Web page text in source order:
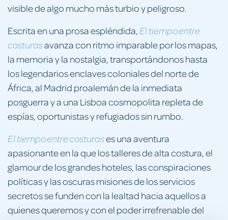
visible de algo mucho más turbio y peligroso.
Escrita en una prosa espléndida,El tiempo entre
costurasavanza con ritmo imparable por los mapas,
la memoria y la nostalgia, transportándonos hasta
los legendarios enclaves coloniales del norte de
África, al Madrid proalemán de la inmediata
posguerra y a una Lisboa cosmopolita repleta de
espías, oportunistas y refugiados sin rumbo.
El tiempo entre costurases una aventura
apasionante en la que los talleres de alta costura, el
glamour de los grandes hoteles, las conspiraciones
políticas y las oscuras misiones de los servicios
secretos se funden con la lealtad hacia aquellos a
quienes queremos y con el poder irrefrenable del